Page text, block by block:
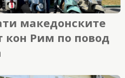
македонските
кон Рим по повод